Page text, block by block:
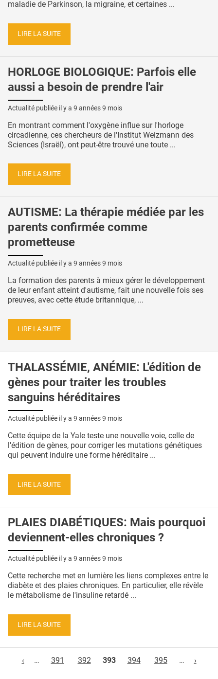
maladie de Parkinson, la migraine, et certaines ...
LIRE LA SUITE
HORLOGE BIOLOGIQUE: Parfois elle
aussi a besoin de prendre l'air
Actualité publiée il y a 9 années 9 mois
En montrant comment l'oxygène influe sur l'horloge
circadienne, ces chercheurs de l'Institut Weizmann des
Sciences (Israël), ont peut-être trouvé une toute ...
LIRE LA SUITE
AUTISME: La thérapie médiée par les
parents confirmée comme
prometteuse
Actualité publiée il y a 9 années 9 mois
La formation des parents à mieux gérer le développement
de leur enfant atteint d'autisme, fait une nouvelle fois ses
preuves, avec cette étude britannique, ...
LIRE LA SUITE
THALASSÉMIE, ANÉMIE: L'édition de
gènes pour traiter les troubles
sanguins héréditaires
Actualité publiée il y a 9 années 9 mois
Cette équipe de la Yale teste une nouvelle voie, celle de
l’édition de gènes, pour corriger les mutations génétiques
qui peuvent induire une forme héréditaire ...
LIRE LA SUITE
PLAIES DIABÉTIQUES: Mais pourquoi
deviennent-elles chroniques ?
Actualité publiée il y a 9 années 9 mois
Cette recherche met en lumière les liens complexes entre le
diabète et des plaies chroniques. En particulier, elle révèle
le métabolisme de l'insuline retardé ...
LIRE LA SUITE
‹
… 391 392 393 394 395 … ›